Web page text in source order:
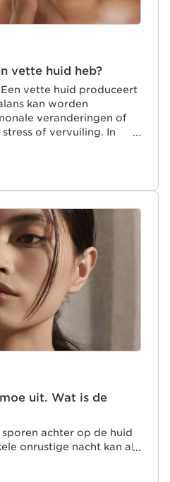
vette huid heb?
vette huid produceert
kan worden
veranderingen of
of vervuiling. In
huid meer lipiden aan
Vergrote poriën, mee-
heeft een vette huid
nodig.
uit. Wat is de
achter op de huid
onrustige nacht kan al
wallen onder de ogen.